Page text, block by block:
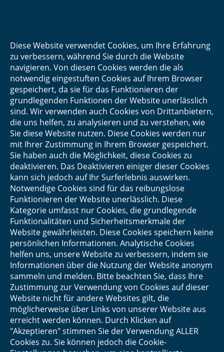
Diese Website verwendet Cookies, um Ihre Erfahrung
zu verbessern, während Sie durch die Website
navigieren. Von diesen Cookies werden die als
notwendig eingestuften Cookies auf Ihrem Browser
gespeichert, da sie für das Funktionieren der
grundlegenden Funktionen der Website unerlässlich
sind. Wir verwenden auch Cookies von Drittanbietern,
die uns helfen, zu analysieren und zu verstehen, wie
Sie diese Website nutzen. Diese Cookies werden nur
mit Ihrer Zustimmung in Ihrem Browser gespeichert.
Sie haben auch die Möglichkeit, diese Cookies zu
deaktivieren. Das Deaktivieren einiger dieser Cookies
kann sich jedoch auf Ihr Surferlebnis auswirken.
Notwendige Cookies sind für das reibungslose
Funktionieren der Website unerlässlich. Diese
Kategorie umfasst nur Cookies, die grundlegende
Funktionalitäten und Sicherheitsmerkmale der
Website gewährleisten. Diese Cookies speichern keine
persönlichen Informationen. Analytische Cookies
helfen uns, unsere Website zu verbessern, indem sie
Informationen über die Nutzung der Website anonym
sammeln und melden. Bitte beachten Sie, dass Ihre
Zustimmung zur Verwendung von Cookies auf dieser
Website nicht für andere Websites gilt, die
möglicherweise über Links von unserer Website aus
erreicht werden können. Durch Klicken auf
"Akzeptieren" stimmen Sie der Verwendung ALLER
Cookies zu. Sie können jedoch die Cookie-